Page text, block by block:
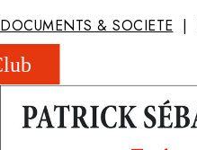
DOCUMENTS & SOCIETE